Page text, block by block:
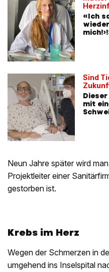
«Ich
Sind
mit
Neun Jahre später wird
Projektleiter einer
gestorben ist.
Krebs im Herz
Wegen der Schmerzen in
umgehend ins Inselspital